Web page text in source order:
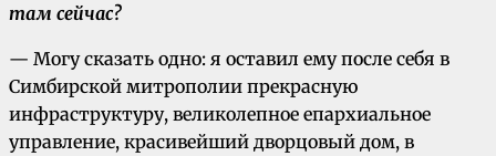
там сейчас?
— Могу сказать одно: я оставил ему после себя в
Симбирской митрополии прекрасную
инфраструктуру, великолепное епархиальное
управление, красивейший дворцовый дом, в